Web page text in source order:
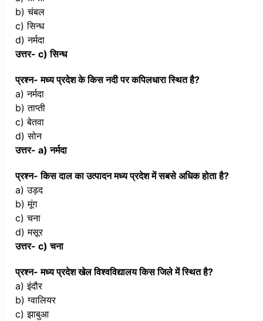
b) चंबल
c) सिन्ध
d) नर्मदा
उत्तर- c) सिन्ध
प्रश्न- मध्य प्रदेश के किस नदी पर कपिलधारा स्थित है?
a) नर्मदा
b) ताप्ती
c) बेतवा
d) सोन
उत्तर- a) नर्मदा
प्रश्न- किस दाल का उत्पादन मध्य प्रदेश में सबसे अधिक होता है?
a) उड़द
b) मूंग
c) चना
d) मसूर
उत्तर- c) चना
प्रश्न- मध्य प्रदेश खेल विश्वविद्यालय किस जिले में स्थित है?
a) इंदौर
b) ग्वालियर
c) झाबुआ